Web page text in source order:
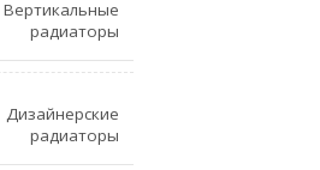
Вертикальные
радиаторы
Дизайнерские
радиаторы